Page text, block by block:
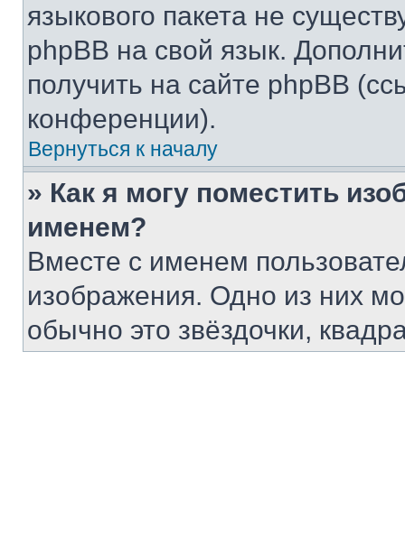
языкового пакета не
phpBB на свой язык.
получить на сайте phpBB
конференции).
Вернуться к началу
» Как я могу поместить
именем?
Вместе с именем
изображения. Одно из них
обычно это звёздочки,